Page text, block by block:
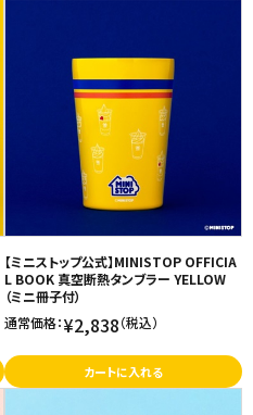
【ミニストップ公式】MINISTOP OFFICIA
L BOOK 真空断熱タンブラー YELLOW
（ミニ冊子付）
通常価格：¥2,838（税込）
カートに入れる